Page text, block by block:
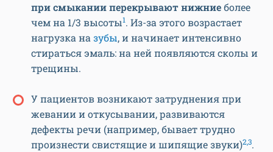
при смыкании перекрывают нижниеболее
чем на 1/3 высоты1. Из-за этого возрастает
нагрузка назубы, и начинает интенсивно
стираться эмаль: на ней появляются сколы и
трещины.
У пациентов возникают затруднения при
жевании и откусывании, развиваются
дефекты речи (например, бывает трудно
произнести свистящие и шипящие звуки)2,3.